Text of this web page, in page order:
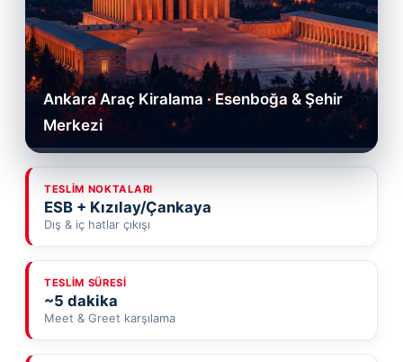
Ankara Araç Kiralama · Esenboğa & Şehir
Merkezi
TESLIM NOKTALARI
ESB + Kızılay/Çankaya
Dış & iç hatlar çıkışı
TESLIM SÜRESI
~5 dakika
Meet & Greet karşılama